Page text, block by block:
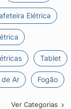
Elétrica
Tablet
Ar Fogão
Ver Categorias